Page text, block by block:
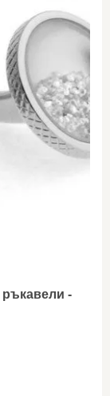
ръкавели -